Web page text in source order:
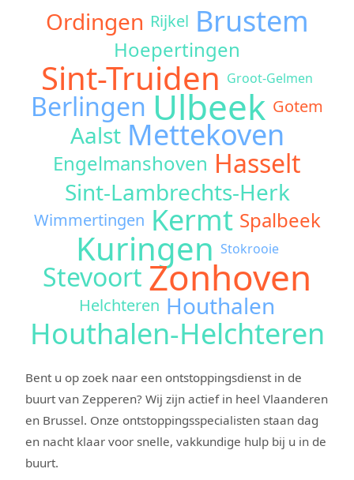
Ordingen Rijkel Brustem
Hoepertingen
Sint-Truiden Groot-Gelmen
Berlingen Ulbeek Gotem
Aalst Mettekoven
Engelmanshoven Hasselt
Sint-Lambrechts-Herk
Wimmertingen Kermt Spalbeek
Kuringen Stokrooie
Stevoort Zonhoven
Helchteren Houthalen
Houthalen-Helchteren
Bent u op zoek naar een ontstoppingsdienst in de
buurt van Zepperen? Wij zijn actief in heel Vlaanderen
en Brussel. Onze ontstoppingsspecialisten staan dag
en nacht klaar voor snelle, vakkundige hulp bij u in de
buurt.